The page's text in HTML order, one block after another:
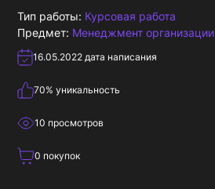
Тип работы: Курсовая работа
Предмет: Менеджмент организации
16.05.2022 дата написания
70% уникальность
10 просмотров
0 покупок